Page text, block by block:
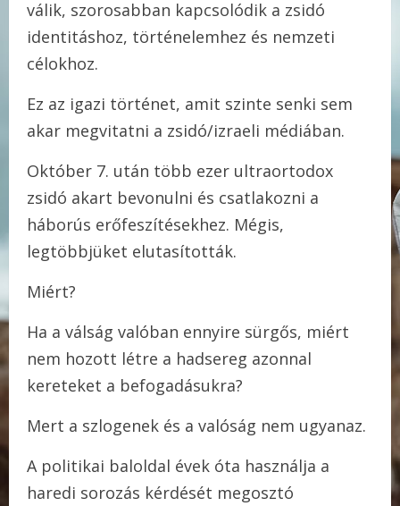
válik, szorosabban kapcsolódik a zsidó
identitáshoz, történelemhez és nemzeti
célokhoz.
Ez az igazi történet, amit szinte senki sem
akar megvitatni a zsidó/izraeli médiában.
Október 7. után több ezer ultraortodox
zsidó akart bevonulni és csatlakozni a
háborús erőfeszítésekhez. Mégis,
legtöbbjüket elutasították.
Miért?
Ha a válság valóban ennyire sürgős, miért
nem hozott létre a hadsereg azonnal
kereteket a befogadásukra?
Mert a szlogenek és a valóság nem ugyanaz.
A politikai baloldal évek óta használja a
haredi sorozás kérdését megosztó